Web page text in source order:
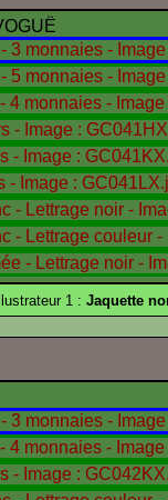
1 : Jaquette